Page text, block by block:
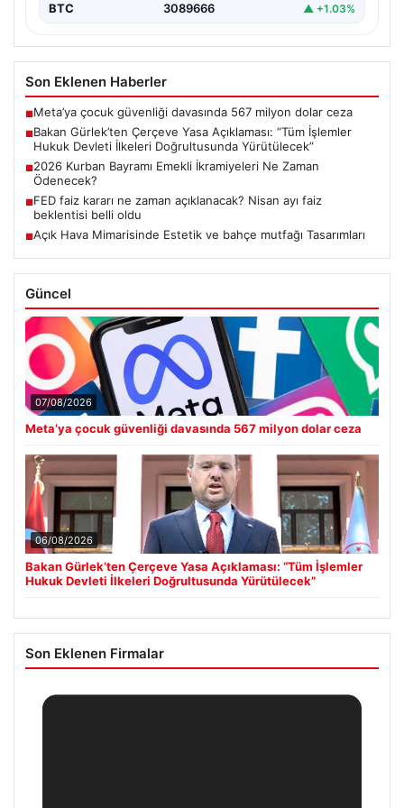
BTC 3089666 ▲ +1.03%
Son Eklenen Haberler
■Meta’ya çocuk güvenliği davasında 567 milyon dolar ceza
■Bakan Gürlek’ten Çerçeve Yasa Açıklaması: “Tüm İşlemler
Hukuk Devleti İlkeleri Doğrultusunda Yürütülecek”
■2026 Kurban Bayramı Emekli İkramiyeleri Ne Zaman
Ödenecek?
■FED faiz kararı ne zaman açıklanacak? Nisan ayı faiz
beklentisi belli oldu
■Açık Hava Mimarisinde Estetik ve bahçe mutfağı Tasarımları
Güncel
07/08/2026
Meta’ya çocuk güvenliği davasında 567 milyon dolar ceza
06/08/2026
Bakan Gürlek’ten Çerçeve Yasa Açıklaması: “Tüm İşlemler
Hukuk Devleti İlkeleri Doğrultusunda Yürütülecek”
Son Eklenen Firmalar